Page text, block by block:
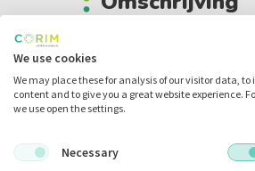
Curasept
Tandenborstel
De Curasept Specialist
We use cookies
We may place these for analysis of our visitor data,
content and to give you a great website experience.
we use open the settings.
Necessary